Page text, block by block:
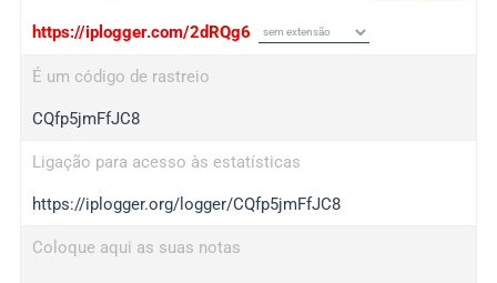
https://iplogger.com/2dRQg6
É um código de rastreio
CQfp5jmFfJC8
Ligação para acesso às estatísticas
https://iplogger.org/logger/CQfp5jmFfJC8
Coloque aqui as suas notas